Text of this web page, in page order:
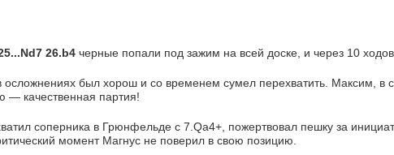
5...Nd7 26.b4 черные попали под зажим на всей доске, и через 10
был хорош и со временем сумел перехватить. Максим, в
— качественная партия!
соперника в Грюнфельде с 7.Qa4+, пожертвовал пешку за
момент Магнус не поверил в свою позицию.